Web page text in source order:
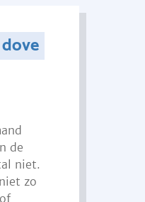
de
niet.
zo